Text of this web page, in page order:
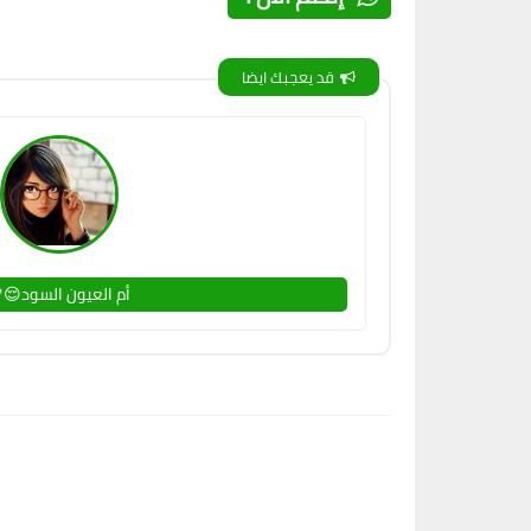
قد يعجبك ايضا
أم العيون